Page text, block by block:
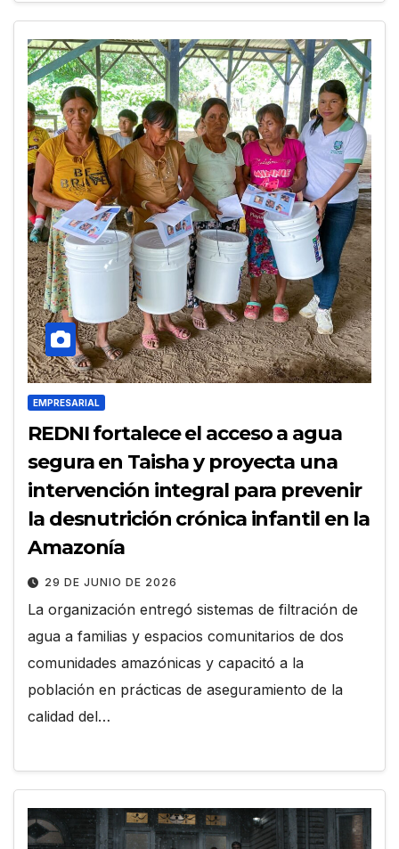
EMPRESARIAL
REDNI fortalece el acceso a agua
segura en Taisha y proyecta una
intervención integral para prevenir
la desnutrición crónica infantil en la
Amazonía
29 DE JUNIO DE 2026
La organización entregó sistemas de filtración de
agua a familias y espacios comunitarios de dos
comunidades amazónicas y capacitó a la
población en prácticas de aseguramiento de la
calidad del…